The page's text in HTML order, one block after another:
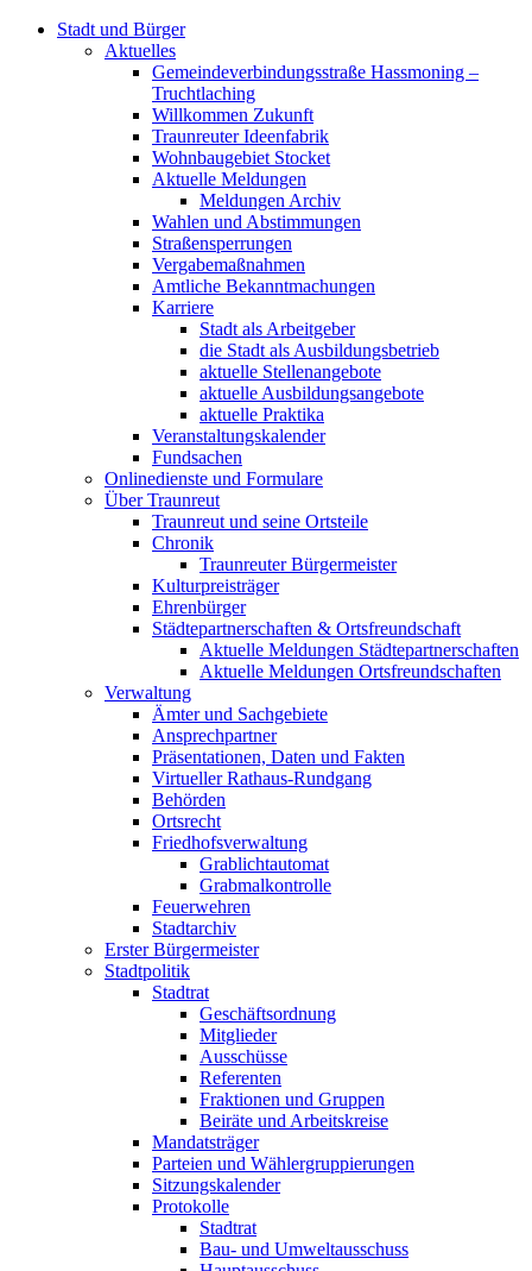
Stadt und Bürger
Aktuelles
Gemeindeverbindungsstraße Hassmoning –
Truchtlaching
Willkommen Zukunft
Traunreuter Ideenfabrik
Wohnbaugebiet Stocket
Aktuelle Meldungen
Meldungen Archiv
Wahlen und Abstimmungen
Straßensperrungen
Vergabemaßnahmen
Amtliche Bekanntmachungen
Karriere
Stadt als Arbeitgeber
die Stadt als Ausbildungsbetrieb
aktuelle Stellenangebote
aktuelle Ausbildungsangebote
aktuelle Praktika
Veranstaltungskalender
Fundsachen
Onlinedienste und Formulare
Über Traunreut
Traunreut und seine Ortsteile
Chronik
Traunreuter Bürgermeister
Kulturpreisträger
Ehrenbürger
Städtepartnerschaften & Ortsfreundschaft
Aktuelle Meldungen Städtepartnerschaften
Aktuelle Meldungen Ortsfreundschaften
Verwaltung
Ämter und Sachgebiete
Ansprechpartner
Präsentationen, Daten und Fakten
Virtueller Rathaus-Rundgang
Behörden
Ortsrecht
Friedhofsverwaltung
Grablichtautomat
Grabmalkontrolle
Feuerwehren
Stadtarchiv
Erster Bürgermeister
Stadtpolitik
Stadtrat
Geschäftsordnung
Mitglieder
Ausschüsse
Referenten
Fraktionen und Gruppen
Beiräte und Arbeitskreise
Mandatsträger
Parteien und Wählergruppierungen
Sitzungskalender
Protokolle
Stadtrat
Bau- und Umweltausschuss